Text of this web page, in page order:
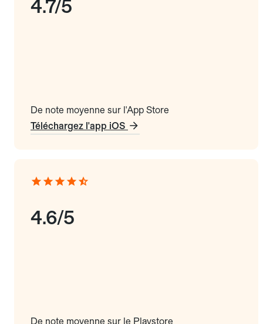
4.7/5
De note moyenne sur l'App Store
Téléchargez l'app iOS
4.6/5
De note moyenne sur le Playstore